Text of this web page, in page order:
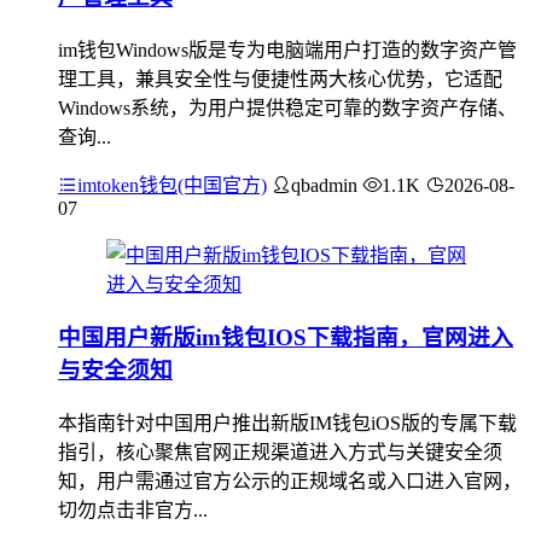
im钱包Windows版是专为电脑端用户打造的数字资产管
理工具，兼具安全性与便捷性两大核心优势，它适配
Windows系统，为用户提供稳定可靠的数字资产存储、
查询...
imtoken钱包(中国官方) qbadmin 1.1K
2026-08-
07
中国用户新版im钱包IOS下载指南，官网进入
与安全须知
本指南针对中国用户推出新版IM钱包iOS版的专属下载
指引，核心聚焦官网正规渠道进入方式与关键安全须
知，用户需通过官方公示的正规域名或入口进入官网，
切勿点击非官方...